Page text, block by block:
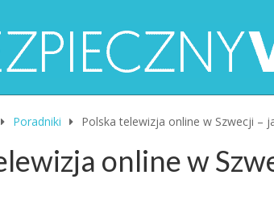
Poradniki Polska telewizja online w Szwecji –
online w